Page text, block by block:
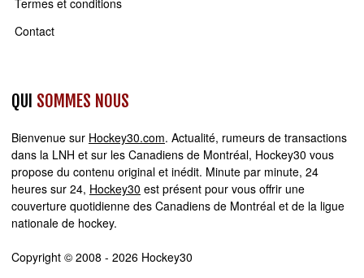
Termes et conditions
Contact
QUI SOMMES NOUS
Bienvenue sur Hockey30.com. Actualité, rumeurs de transactions
dans la LNH et sur les Canadiens de Montréal, Hockey30 vous
propose du contenu original et inédit. Minute par minute, 24
heures sur 24, Hockey30 est présent pour vous offrir une
couverture quotidienne des Canadiens de Montréal et de la ligue
nationale de hockey.
Copyright © 2008 - 2026 Hockey30